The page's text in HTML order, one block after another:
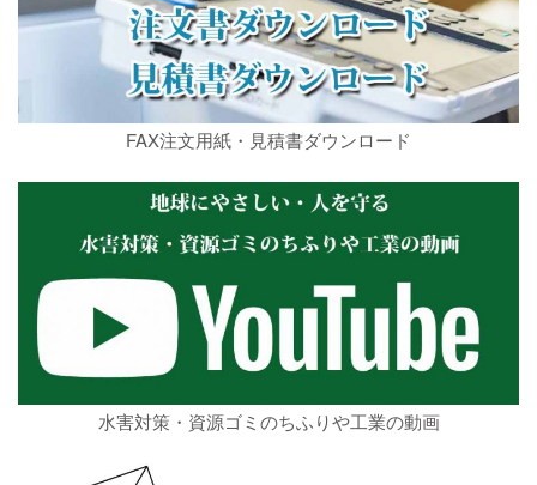
FAX注文用紙・見積書ダウンロード
水害対策・資源ゴミのちふりや工業の動画